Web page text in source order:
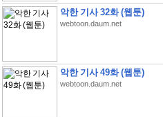
악한 기사 32화 (웹툰)
webtoon.daum.net
악한 기사 49화 (웹툰)
webtoon.daum.net